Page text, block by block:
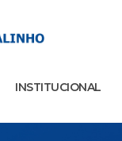
INSTITUCIONAL